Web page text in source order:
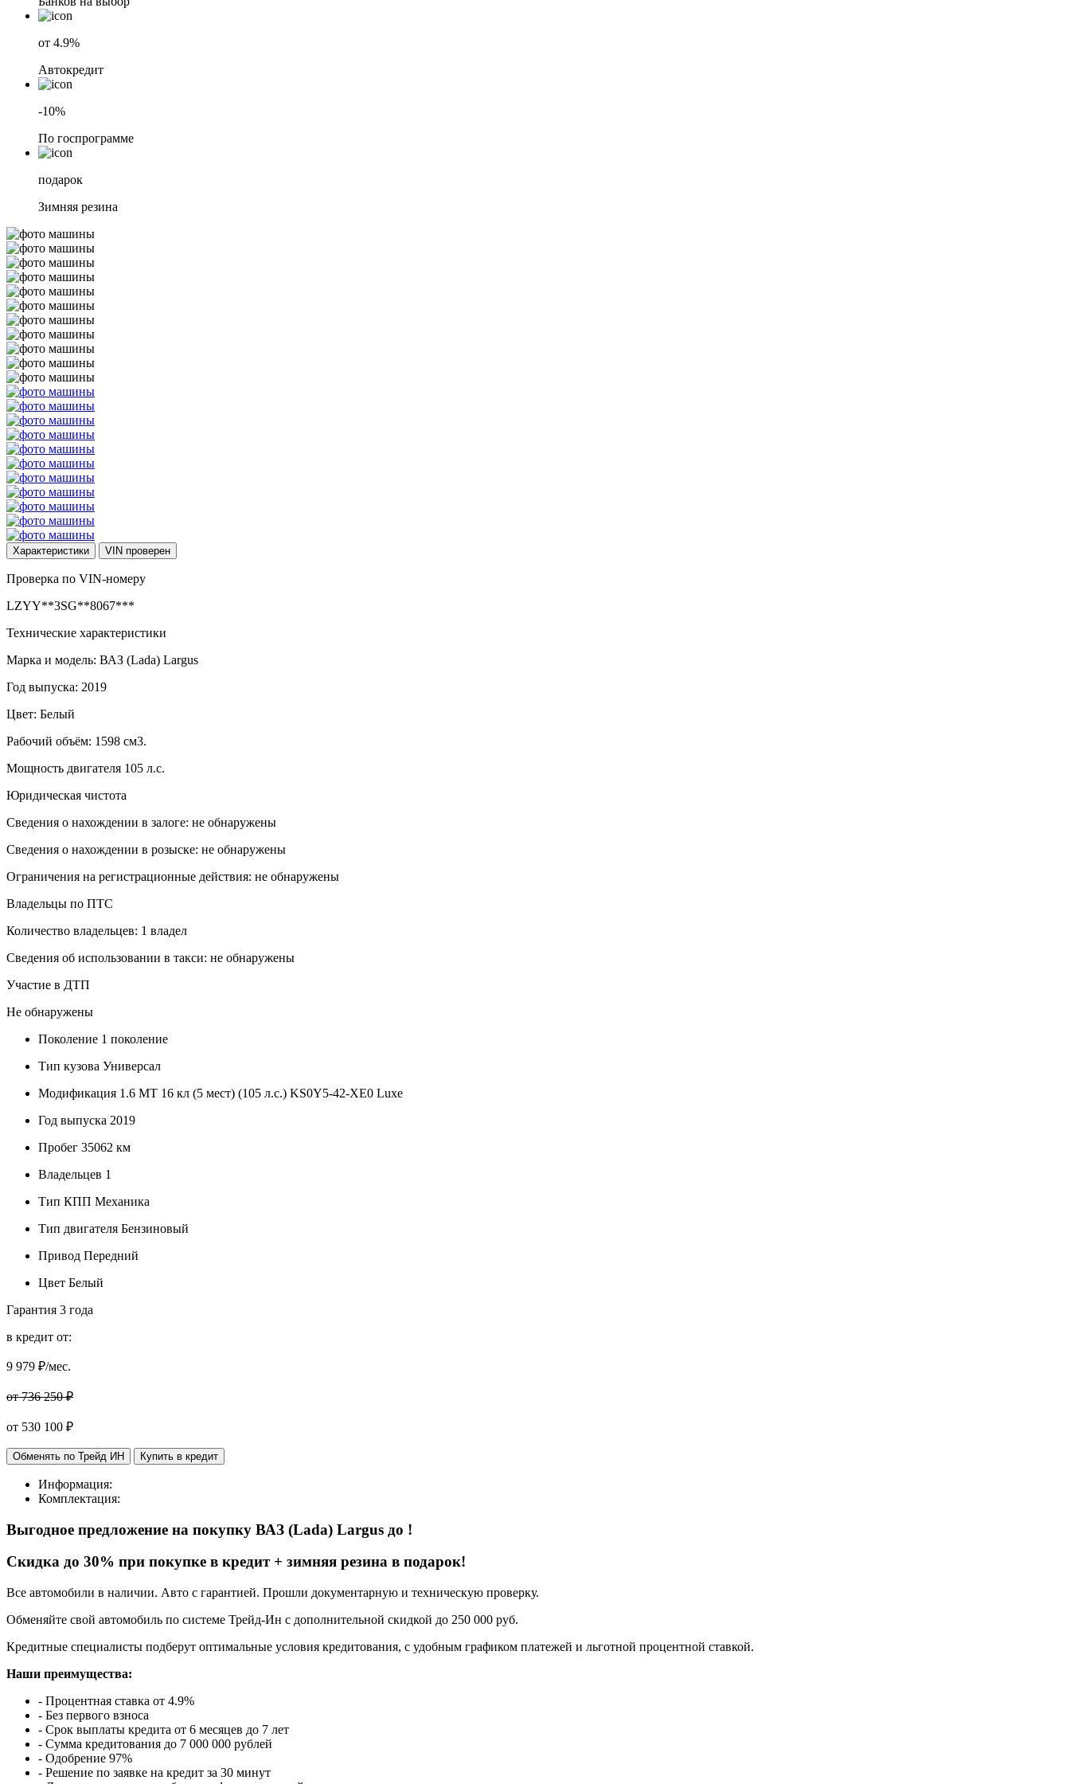
от 4.9%
Автокредит
-10%
По госпрограмме
подарок
Зимняя резина
Характеристики VIN проверен
Проверка по VIN-номеру
LZYY**3SG**8067***
Технические характеристики
Марка и модель: ВАЗ (Lada) Largus
Год выпуска: 2019
Цвет: Белый
Рабочий объём: 1598 см3.
Мощность двигателя 105 л.с.
Юридическая чистота
Сведения о нахождении в залоге: не обнаружены
Сведения о нахождении в розыске: не обнаружены
Ограничения на регистрационные действия: не обнаружены
Владельцы по ПТС
Количество владельцев: 1 владел
Сведения об использовании в такси: не обнаружены
Участие в ДТП
Не обнаружены
Поколение 1 поколение
Тип кузова Универсал
Модификация 1.6 MT 16 кл (5 мест) (105 л.с.) KS0Y5-42-XE0 Luxe
Год выпуска 2019
Пробег 35062 км
Владельцев 1
Тип КПП Механика
Тип двигателя Бензиновый
Привод Передний
Цвет Белый
Гарантия 3 года
в кредит от:
9 979 ₽/мес.
от 736 250 ₽
от 530 100 ₽
Обменять по Трейд ИН Купить в кредит
Информация:
Комплектация:
Выгодное предложение на покупку ВАЗ (Lada) Largus до !
Cкидка до 30% при покупке в кредит + зимняя резина в подарок!
Все автомобили в наличии. Авто с гарантией. Прошли документарную и техническую проверку.
Обменяйте свой автомобиль по системе Трейд-Ин с дополнительной скидкой до 250 000 руб.
Кредитные специалисты подберут оптимальные условия кредитования, с удобным графиком платежей и льготной процентной ставкой.
Наши преимущества:
- Процентная ставка от 4.9%
- Без первого взноса
- Срок выплаты кредита от 6 месяцев до 7 лет
- Сумма кредитования до 7 000 000 рублей
- Одобрение 97%
- Решение по заявке на кредит за 30 минут